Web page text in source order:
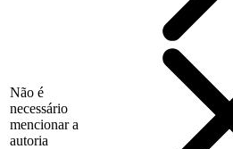
Não é
necessário
mencionar a
autoria